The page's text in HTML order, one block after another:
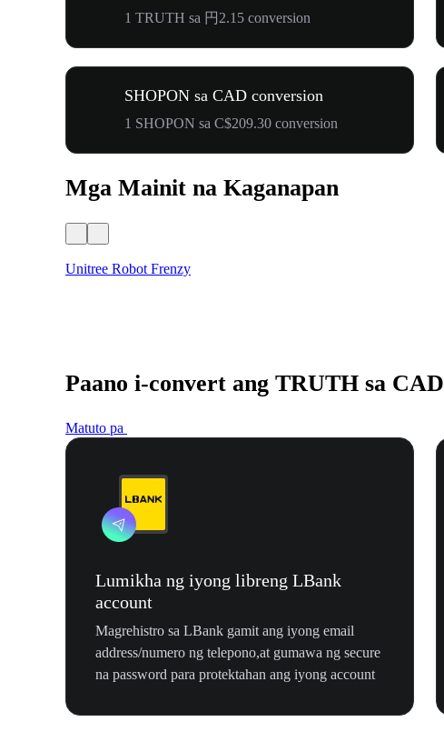
1 TRUTH sa 円2.15 conversion
SHOPON sa CAD conversion
1 SHOPON sa C$209.30 conversion
Mga Mainit na Kaganapan
Unitree Robot Frenzy
Paano i-convert ang TRUTH sa CAD
Matuto pa
Lumikha ng iyong libreng LBank
account
Magrehistro sa LBank gamit ang iyong email
address/numero ng telepono,at gumawa ng secure
na password para protektahan ang iyong account